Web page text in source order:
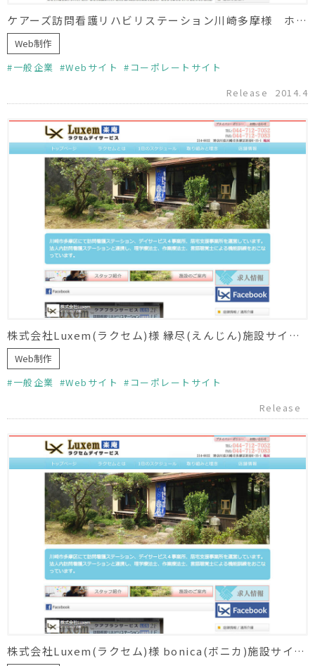
ケアーズ訪問看護リハビリステーション川崎多摩様 ホームページ制作
Web制作
一般企業
Webサイト
コーポレートサイト
Release
2014.4
株式会社Luxem(ラクセム)様 縁尽(えんじん)施設サイト制作
Web制作
一般企業
Webサイト
コーポレートサイト
Release
株式会社Luxem(ラクセム)様 bonica(ボニカ)施設サイト制作